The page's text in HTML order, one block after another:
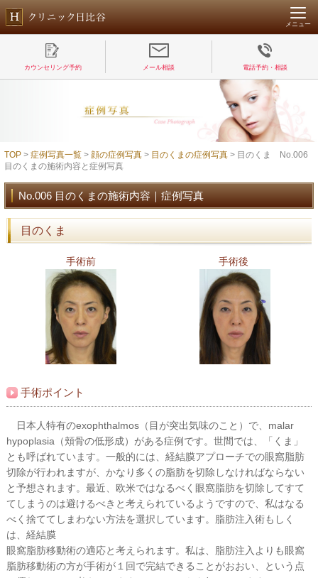
メニュー
カウンセリング予約 メール相談 電話予約・相談
TOP > 症例写真一覧 > 顔の症例写真 > 目のくまの症例写真 > 目のくま No.006
目のくまの施術内容と症例写真
No.006 目のくまの施術内容｜症例写真
目のくま
手術前 手術後
手術ポイント
日本人特有のexophthalmos（目が突出気味のこと）で、malar
hypoplasia（頬骨の低形成）がある症例です。世間では、「くま」
とも呼ばれています。一般的には、経結膜アプローチでの眼窩脂肪
切除が行われますが、かなり多くの脂肪を切除しなければならない
と予想されます。最近、欧米ではなるべく眼窩脂肪を切除してすて
てしまうのは避けるべきと考えられているようですので、私はなる
べく捨ててしまわない方法を選択しています。脂肪注入術もしく
は、経結膜
眼窩脂肪移動術の適応と考えられます。私は、脂肪注入よりも眼窩
脂肪移動術の方が手術が１回で完結できることがおおい、という点